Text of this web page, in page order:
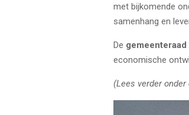
met bijkomende
samenhang en
De gemeenteraad
economische
(Lees verder onder